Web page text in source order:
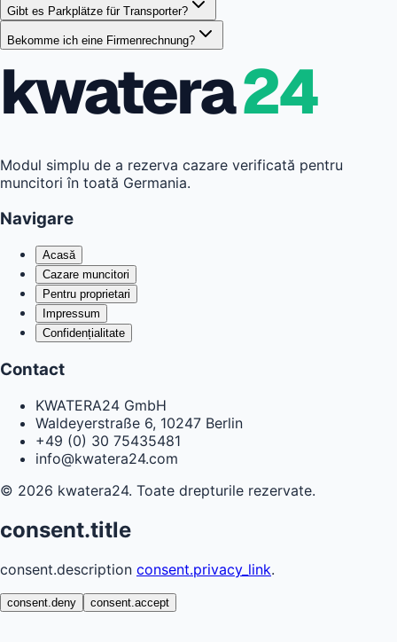
Gibt es Parkplätze für Transporter?
Bekomme ich eine Firmenrechnung?
kwatera24
Modul simplu de a rezerva cazare verificată pentru
muncitori în toată Germania.
Navigare
Acasă
Cazare muncitori
Pentru proprietari
Impressum
Confidențialitate
Contact
KWATERA24 GmbH
Waldeyerstraße 6, 10247 Berlin
+49 (0) 30 75435481
info@kwatera24.com
© 2026 kwatera24. Toate drepturile rezervate.
consent.title
consent.description consent.privacy_link.
consent.deny consent.accept